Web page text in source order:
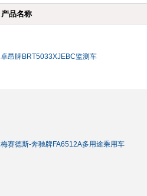
产品名称
卓昂牌BRT5033XJEBC监测车
梅赛德斯-奔驰牌FA6512A多用途乘用车